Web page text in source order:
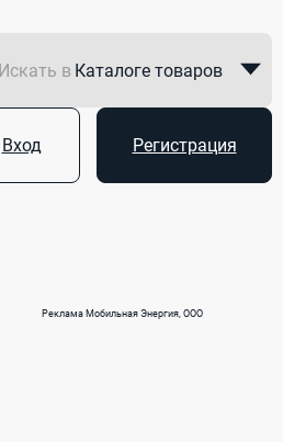
Искать в Каталоге товаров
Вход Регистрация
Реклама Мобильная Энергия, ООО